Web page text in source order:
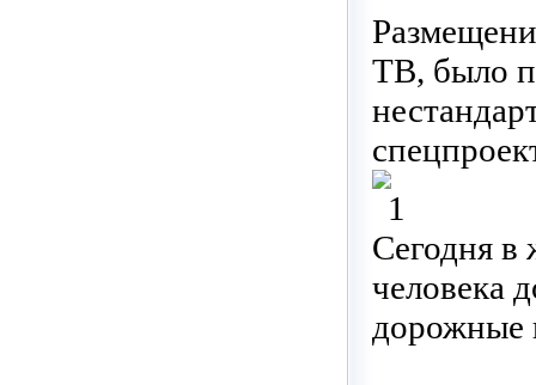
ТВ, было
Сегодня в
человека
дорожные